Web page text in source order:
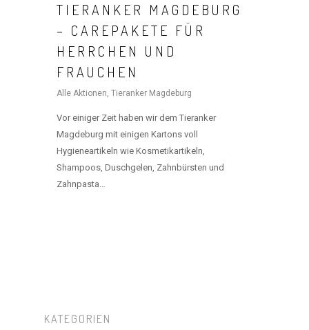
TIERANKER MAGDEBURG
– CAREPAKETE FÜR
HERRCHEN UND
FRAUCHEN
Alle Aktionen, Tieranker Magdeburg
Vor einiger Zeit haben wir dem Tieranker
Magdeburg mit einigen Kartons voll
Hygieneartikeln wie Kosmetikartikeln,
Shampoos, Duschgelen, Zahnbürsten und
Zahnpasta…
KATEGORIEN